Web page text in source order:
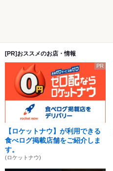
[PR]おススメのお店・情報
PR
【ロケットナウ】が利用できる
食べログ掲載店舗をご紹介しま
す。
(ロケットナウ)